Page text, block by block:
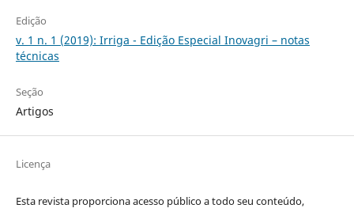
Edição
v. 1 n. 1 (2019): Irriga - Edição Especial Inovagri – notas
técnicas
Seção
Artigos
Licença
Esta revista proporciona acesso público a todo seu conteúdo,